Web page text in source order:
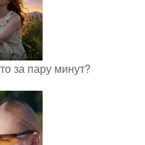
за пару минут?